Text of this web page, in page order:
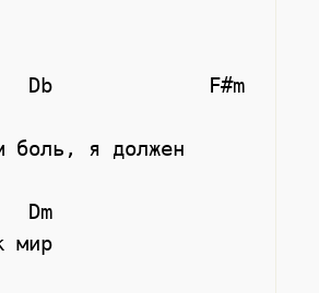
Db             F#m
боль, я должен
мир